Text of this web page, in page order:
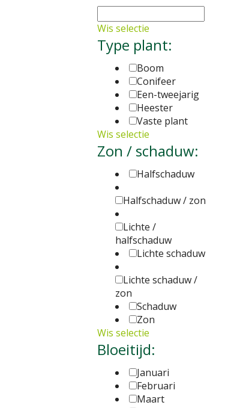
Wis selectie
Type plant:
Boom
Conifeer
Een-tweejarig
Heester
Vaste plant
Wis selectie
Zon / schaduw:
Halfschaduw
Halfschaduw / zon
Lichte /
halfschaduw
Lichte schaduw
Lichte schaduw /
zon
Schaduw
Zon
Wis selectie
Bloeitijd:
Januari
Februari
Maart